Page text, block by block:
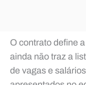
O contrato define
ainda não traz a
de vagas e